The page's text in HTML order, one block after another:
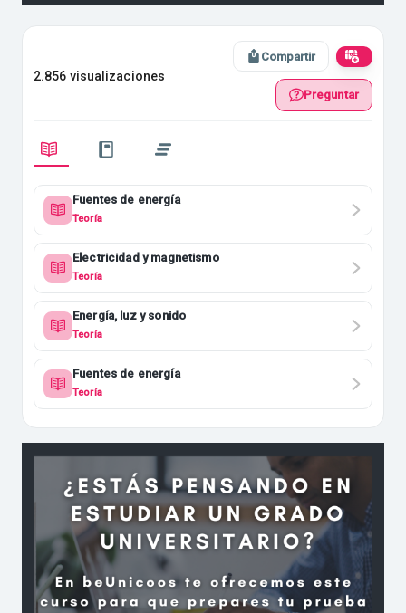
2.856 visualizaciones
Compartir
Preguntar
Fuentes de energía
Teoría
Electricidad y magnetismo
Teoría
Energía, luz y sonido
Teoría
Fuentes de energía
Teoría